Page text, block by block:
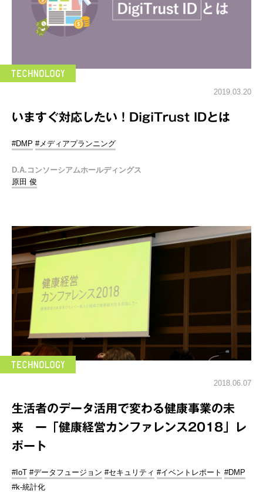
2019.03.20
いますぐ対応したい！DigiTrust IDとは
#DMP #メディアプランニング
D.A.コンソーシアムホールディングス
原田 俊
2018.06.07
生活者のデータ活用で変わる健康事業の未
来 ー「健康経営カンファレンス2018」レ
ポート
#IoT #データフュージョン #セキュリティ #イベントレポート #DMP
#k-統計化